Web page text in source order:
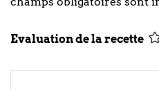
Evaluation de la recette